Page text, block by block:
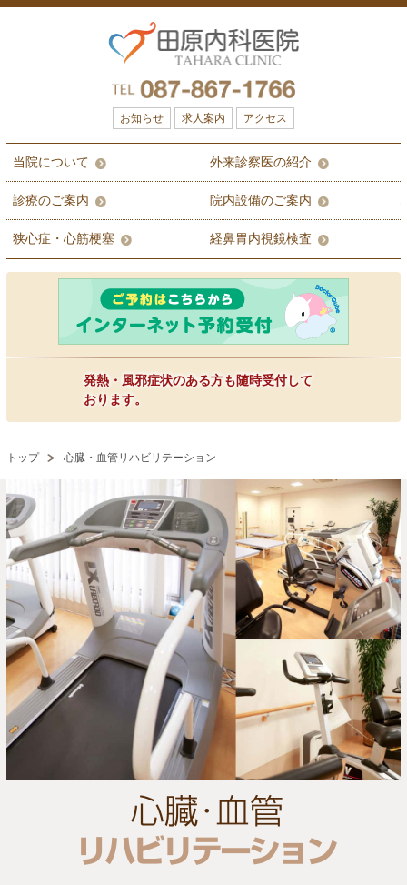
お知らせ 求人案内 アクセス
当院について 外来診察医の紹介
診療のご案内 院内設備のご案内
狭心症・心筋梗塞 経鼻胃内視鏡検査
発熱・風邪症状のある方も随時受付して
おります。
トップ 心臓・血管リハビリテーション